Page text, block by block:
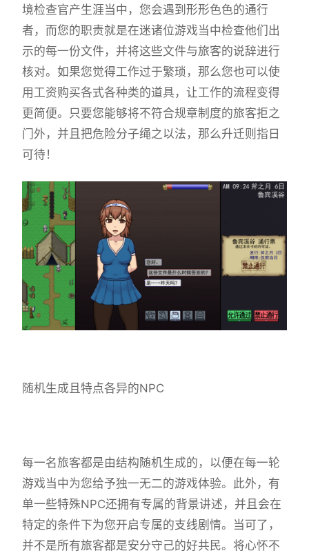
境检查官产生涯当中，您会遇到形形色色的通行
者，而您的职责就是在迷诸位游戏当中检查他们出
示的每一份文件，并将这些文件与旅客的说辞进行
核对。如果您觉得工作过于繁琐，那么您也可以使
用工资购买各式各种类的道具，让工作的流程变得
更简便。只要您能够将不符合规章制度的旅客拒之
门外，并且把危险分子绳之以法，那么升迁则指日
可待！
随机生成且特点各异的NPC
每一名旅客都是由结构随机生成的，以便在每一轮
游戏当中为您给予独一无二的游戏体验。此外，有
单一些特殊NPC还拥有专属的背景讲述，并且会在
特定的条件下为您开启专属的支线剧情。当可了，
并不是所有旅客都是安分守己的好共民。将心怀不